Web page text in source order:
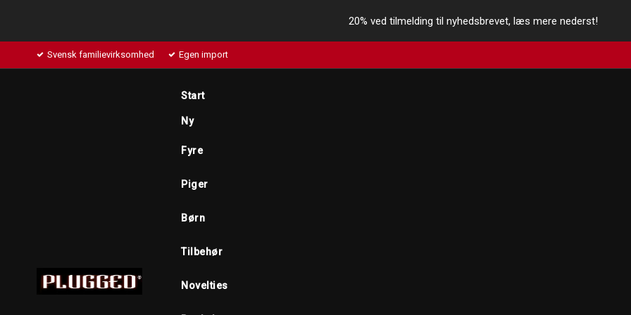
20% ved tilmelding til nyhedsbrevet, læs mere nederst!
Svensk familievirksomhed Egen import
Start
Ny
Fyre
Piger
Børn
Tilbehør
Novelties